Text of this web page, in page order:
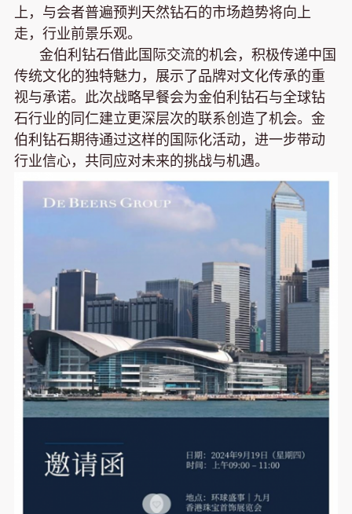
上，与会者普遍预判天然钻石的市场趋势将向上
走，行业前景乐观。
金伯利钻石借此国际交流的机会，积极传递中国
传统文化的独特魅力，展示了品牌对文化传承的重
视与承诺。此次战略早餐会为金伯利钻石与全球钻
石行业的同仁建立更深层次的联系创造了机会。金
伯利钻石期待通过这样的国际化活动，进一步带动
行业信心，共同应对未来的挑战与机遇。